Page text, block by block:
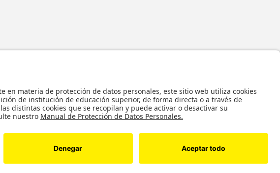
La presente obra, y en general todos sus contenidos, se encuentran protegidos por las normas
vigentes sobre propiedad Intelectual, por lo tanto su utilización parcial o total, reproducción,
transformación, distribución, alquiler, préstamo público e importación, total o parcial, en todo o en